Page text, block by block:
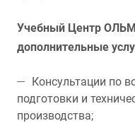
Учебный Центр
дополнительные
Консультации по
подготовки и
производства;